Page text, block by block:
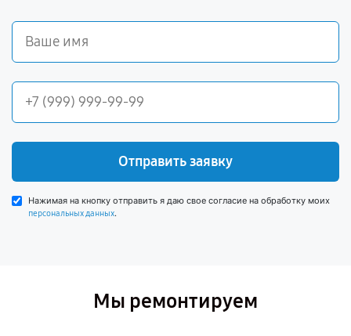
Отправить заявку
Нажимая на кнопку отправить я даю свое согласие на обработку моих
персональных данных.
Мы ремонтируем